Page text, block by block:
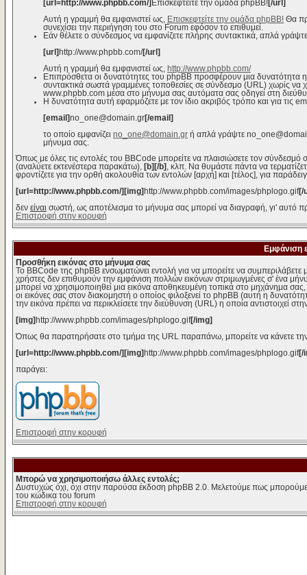
[url=http://www.phpbb.com/] Επισκεφτείτε την ομάδα phpBB! [/url]
Αυτή η γραμμή θα εμφανιστεί ως,
Επισκεφτείτε την ομάδα phpBB! Θα
συνεχίσει την περιήγηση του στο Forum εφόσον το επιθυμεί.
Εάν θέλετε ο σύνδεσμος να εμφανίζετε πλήρης συντακτικά, απλά
[url] http://www.phpbb.com/[/url]
Αυτή η γραμμή θα εμφανιστεί ως,
http://www.phpbb.com/
Επιπρόσθετα οι δυνατότητες του phpBB προσφέρουν μια δυνατότητα
συντακτικά σωστά γραμμένες τοποθεσίες σε σύνδεσμο (URL) χωρίς να
www.phpbb.com μέσα στο μήνυμα σας αυτόματα σας οδηγεί στη
Η δυνατότητα αυτή εφαρμόζετε με τον ίδιο ακριβός τρόπο και για τις
[email]no_one@domain.gr[/email]
το οποίο εμφανίζει no_one@domain.gr ή απλά γράψτε
μήνυμα σας.
Όπως με όλες τις εντολές του BBCode μπορείτε να πλαισιώσετε τον σύνδεσμό
(αναλύετε εκτενέστερα παρακάτω),
[b][/b]
, κλπ. Να θυμάστε πάντα να
φροντίζετε για την ορθή ακολουθία των εντολών [αρχή] και [τέλος], για
[url=http://www.phpbb.com/][img] http://www.phpbb.com/images/phplogo.gif[/
δεν είναι σωστή, ως αποτέλεσμα το μήνυμα σας μπορεί να διαγραφή, γι' αυτό
Επιστροφή στην κορυφή
Εμφάνιση
Προσθήκη εικόνας στο μήνυμα σας
Το BBCode της phpBB ενσωματώνει εντολή για να μπορείτε να
χρήστες δεν επιθυμούν την εμφάνιση πολλών εικόνων στριμωγμένες σ' ένα
μπορεί να χρησιμοποιηθεί μια εικόνα αποθηκευμένη τοπικά στο μηχάνημα
οι εικόνες σας στον διακομηστή ο οποίος φιλοξενεί το phpBB (αυτή η
την εικόνα πρέπει να περικλείσετε την διεύθυνση (URL) η οποία αντιστοιχεί
[img] http://www.phpbb.com/images/phplogo.gif[/img]
Όπως θα παρατηρήσατε στο τμήμα της URL παραπάνω, μπορείτε να κάνετε
[url=http://www.phpbb.com/][img] http://www.phpbb.com/images/phplogo.gif[/
παράγει:
Επιστροφή στην κορυφή
Μπορώ να χρησιμοποιήσω άλλες εντολές;
Δυστυχώς όχι, όχι στην παρούσα έκδοση phpBB 2.0. Μελετούμε πως μπορούμε
του κώδικα του forum
Επιστροφή στην κορυφή